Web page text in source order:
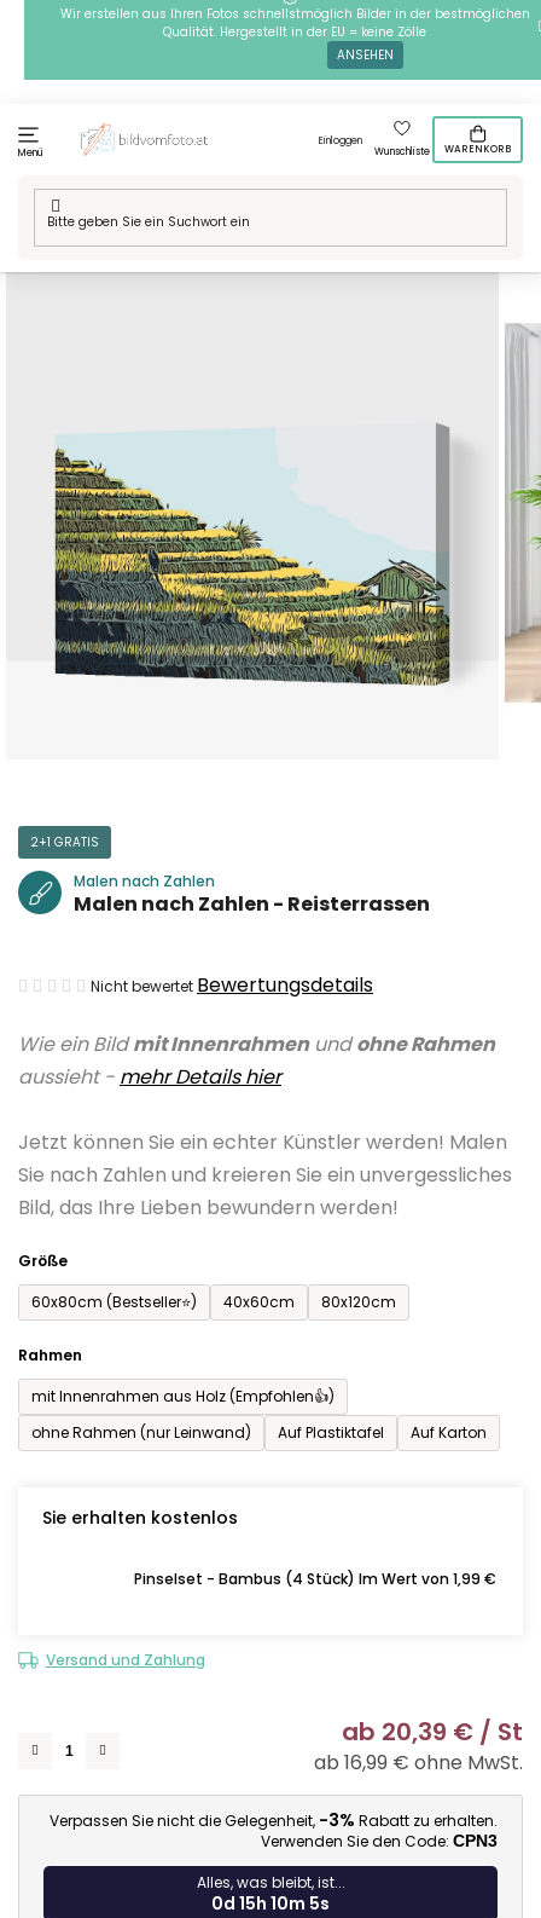
springen
Wir erstellen aus Ihren Fotos schnellstmöglich Bilder in der bestmöglichen
Qualität. Hergestellt in der EU = keine Zölle
ANSEHEN
Menü
Einloggen
Wunschliste
WARENKORB
Startseite
/ Technik / Malen nach Zahlen / Malen nach Zahlen -
Reisterrassen
Wie ein Bildmit Innenrahmenundohne Rahmen
aussieht - mehr Details hier
Jetzt können Sie ein echter Künstler werden! Malen
Sie nach Zahlen und kreieren Sie ein unvergessliches
Bild, das Ihre Lieben bewundern werden!
Größe
60x80cm (Bestseller⭐)
40x60cm 80x120cm
Rahmen
mit Innenrahmen aus Holz (Empfohlen👍)
ohne Rahmen (nur Leinwand)
Auf Plastiktafel Auf Karton
Sie erhalten kostenlos
Pinselset - Bambus (4 Stück) Im Wert von 1,99 €
Versand und Zahlung
ab 20,39 € / St
ab 16,99 € ohne MwSt.
Verpassen Sie nicht die Gelegenheit, -3% Rabatt zu erhalten.
Verwenden Sie den Code: CPN3
Alles, was bleibt, ist...
0d 15h 10m 4s
2+1 GRATIS
Malen nach Zahlen
Malen nach Zahlen - Reisterrassen
Die
Produktbewertung
ist
von
5
Sternen.
Nicht bewertet Bewertungsdetails